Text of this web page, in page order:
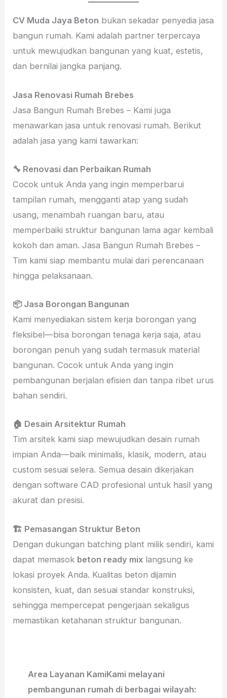
CV Muda Jaya Beton bukan sekadar penyedia jasa
bangun rumah. Kami adalah partner terpercaya
untuk mewujudkan bangunan yang kuat, estetis,
dan bernilai jangka panjang.
Jasa Renovasi Rumah Brebes
Jasa Bangun Rumah Brebes – Kami juga
menawarkan jasa untuk renovasi rumah. Berikut
adalah jasa yang kami tawarkan:
🔧 Renovasi dan Perbaikan Rumah
Cocok untuk Anda yang ingin memperbarui
tampilan rumah, mengganti atap yang sudah
usang, menambah ruangan baru, atau
memperbaiki struktur bangunan lama agar kembali
kokoh dan aman. Jasa Bangun Rumah Brebes –
Tim kami siap membantu mulai dari perencanaan
hingga pelaksanaan.
📦 Jasa Borongan Bangunan
Kami menyediakan sistem kerja borongan yang
fleksibel—bisa borongan tenaga kerja saja, atau
borongan penuh yang sudah termasuk material
bangunan. Cocok untuk Anda yang ingin
pembangunan berjalan efisien dan tanpa ribet urus
bahan sendiri.
🏠 Desain Arsitektur Rumah
Tim arsitek kami siap mewujudkan desain rumah
impian Anda—baik minimalis, klasik, modern, atau
custom sesuai selera. Semua desain dikerjakan
dengan software CAD profesional untuk hasil yang
akurat dan presisi.
🏗️ Pemasangan Struktur Beton
Dengan dukungan batching plant milik sendiri, kami
dapat memasok beton ready mix langsung ke
lokasi proyek Anda. Kualitas beton dijamin
konsisten, kuat, dan sesuai standar konstruksi,
sehingga mempercepat pengerjaan sekaligus
memastikan ketahanan struktur bangunan.
Area Layanan KamiKami melayani
pembangunan rumah di berbagai wilayah: